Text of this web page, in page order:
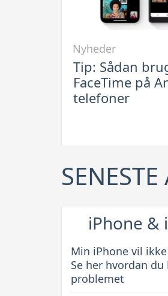
Tip:
Sådan
bruger
Android-
telefoner
Nyheder
Tip: Sådan
FaceTime på
telefoner
iPhone &
Min iPhone vil
Se her hvordan du
problemet